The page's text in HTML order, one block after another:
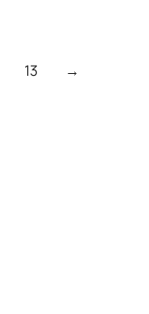
13 →